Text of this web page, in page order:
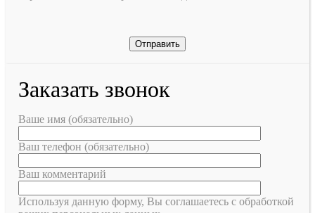
Заказать звонок
Ваше имя (обязательно)
Ваш телефон (обязательно)
Ваш комментарий
Используя данную форму, Вы соглашаетесь с обработкой